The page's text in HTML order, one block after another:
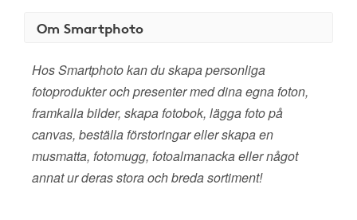
Om Smartphoto
Hos Smartphoto kan du skapa personliga
fotoprodukter och presenter med dina egna foton,
framkalla bilder, skapa fotobok, lägga foto på
canvas, beställa förstoringar eller skapa en
musmatta, fotomugg, fotoalmanacka eller något
annat ur deras stora och breda sortiment!